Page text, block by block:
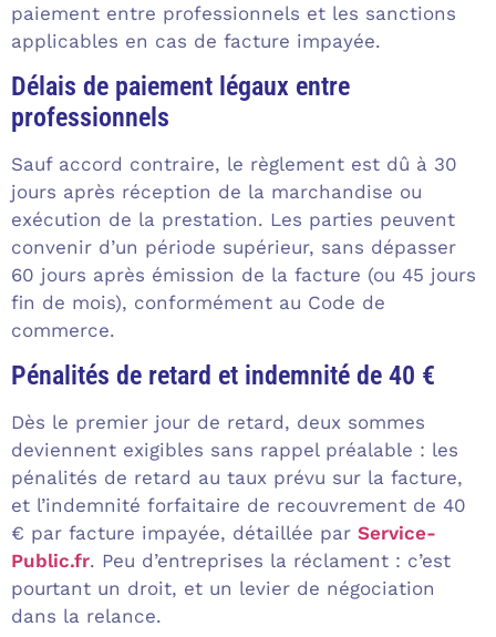
paiement entre professionnels et les sanctions
applicables en cas de facture impayée.
Délais de paiement légaux entre
professionnels
Sauf accord contraire, le règlement est dû à 30
jours après réception de la marchandise ou
exécution de la prestation. Les parties peuvent
convenir d’un période supérieur, sans dépasser
60 jours après émission de la facture (ou 45 jours
fin de mois), conformément au Code de
commerce.
Pénalités de retard et indemnité de 40 €
Dès le premier jour de retard, deux sommes
deviennent exigibles sans rappel préalable : les
pénalités de retard au taux prévu sur la facture,
et l’indemnité forfaitaire de recouvrement de 40
€ par facture impayée, détaillée par Service-
Public.fr. Peu d’entreprises la réclament : c’est
pourtant un droit, et un levier de négociation
dans la relance.